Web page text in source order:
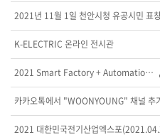
K-ELECTRIC 온라인 전시관
2021 Smart Factory + Automatio…